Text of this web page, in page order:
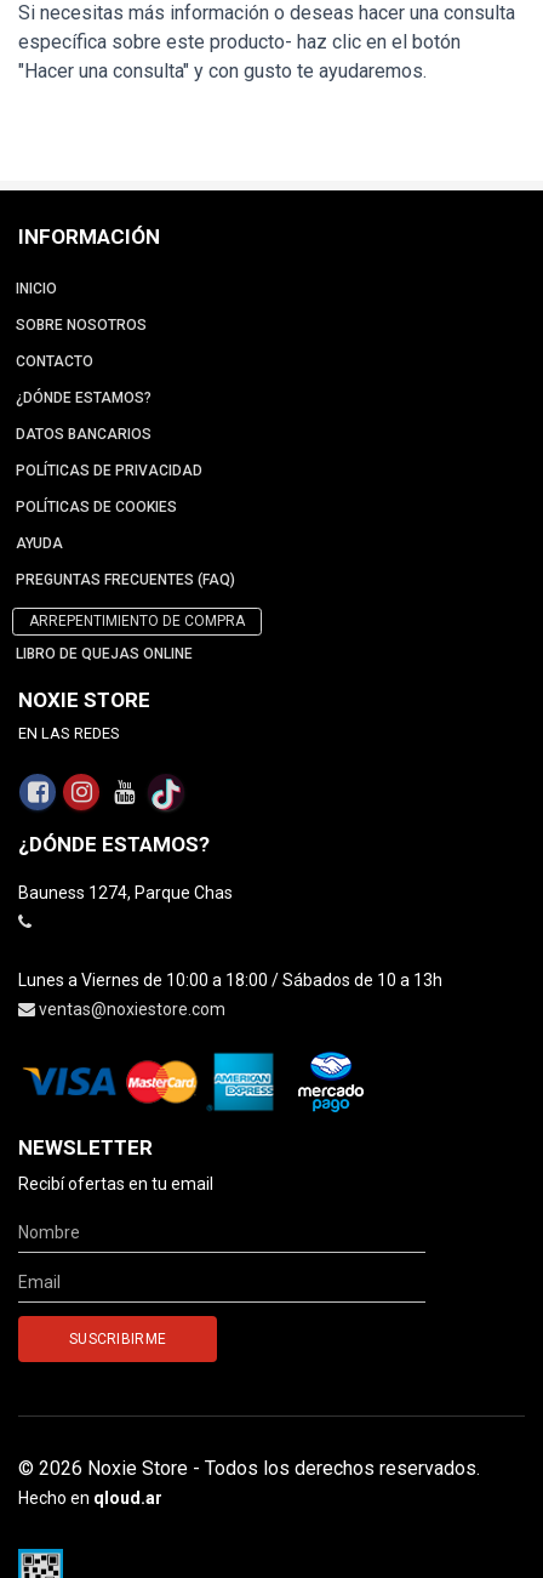
Si necesitas más información o deseas hacer una consulta
específica sobre este producto- haz clic en el botón
"Hacer una consulta" y con gusto te ayudaremos.
INFORMACIÓN
INICIO
SOBRE NOSOTROS
CONTACTO
¿DÓNDE ESTAMOS?
DATOS BANCARIOS
POLÍTICAS DE PRIVACIDAD
POLÍTICAS DE COOKIES
AYUDA
PREGUNTAS FRECUENTES (FAQ)
ARREPENTIMIENTO DE COMPRA
LIBRO DE QUEJAS ONLINE
NOXIE STORE
EN LAS REDES
¿DÓNDE ESTAMOS?
Bauness 1274, Parque Chas
Lunes a Viernes de 10:00 a 18:00 / Sábados de 10 a 13h
ventas@noxiestore.com
NEWSLETTER
Recibí ofertas en tu email
© 2026 Noxie Store - Todos los derechos reservados.
Hecho en qloud.ar